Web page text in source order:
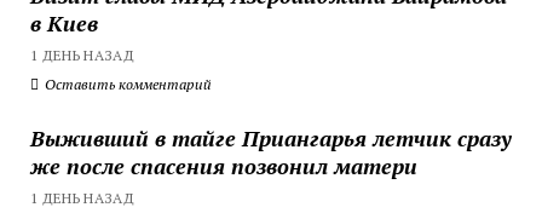
в Киев
1 ДЕНЬ НАЗАД
Оставить комментарий
Выживший в тайге Приангарья летчик сразу
же после спасения позвонил матери
1 ДЕНЬ НАЗАД